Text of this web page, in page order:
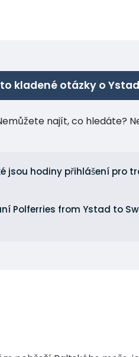
kladené otázky o
najít, co hledáte?
jsou hodiny přihlášení pro
Polferries from Ystad to